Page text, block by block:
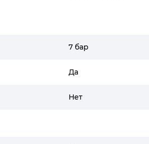
7 бар
Да
Нет